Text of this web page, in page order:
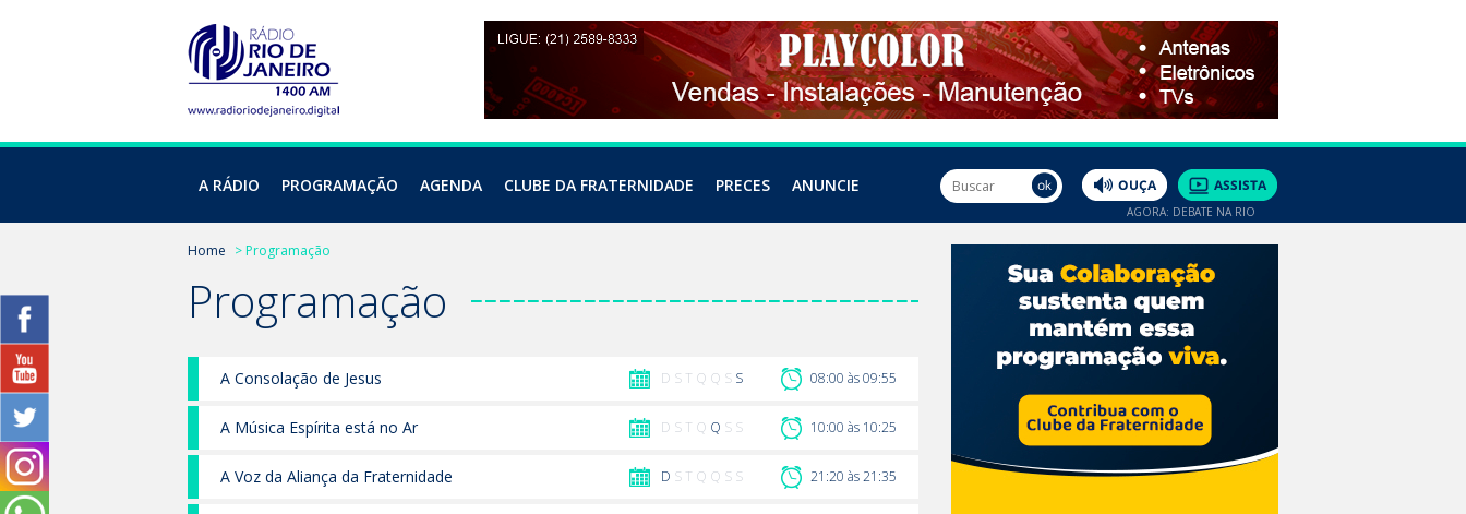
A RÁDIO PROGRAMAÇÃO AGENDA CLUBE DA FRATERNIDADE PRECES ANUNCIE
AGORA: DEBATE NA RIO
Home > Programação
Programação
A Consolação de Jesus D S T Q Q S S 08:00 às 09:55
A Música Espírita está no Ar D S T Q Q S S 10:00 às 10:25
A Voz da Aliança da Fraternidade D S T Q Q S S 21:20 às 21:35